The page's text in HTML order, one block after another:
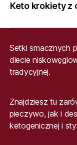
Keto krokiety z
Setki smacznych
diecie
tradycyjnej.
Znajdziesz tu
pieczywo, jak i
ketogenicznej i